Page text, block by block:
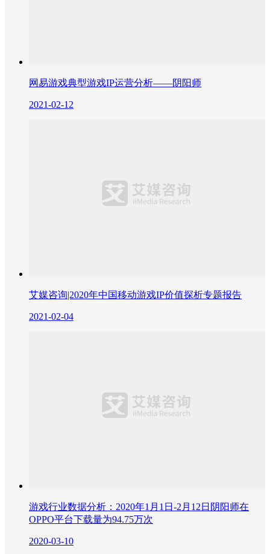
网易游戏典型游戏IP运营分析——阴阳师
2021-02-12
艾媒咨询|2020年中国移动游戏IP价值探析专题报告
2021-02-04
游戏行业数据分析：2020年1月1日-2月12日阴阳师在
OPPO平台下载量为94.75万次
2020-03-10